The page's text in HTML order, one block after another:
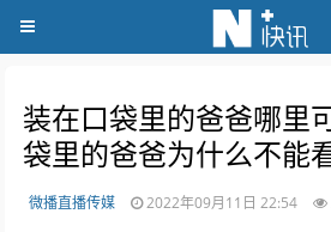
装在口袋里的爸爸哪里
袋里的爸爸为什么不能
微播直播传媒 2022年09月11日 22:54